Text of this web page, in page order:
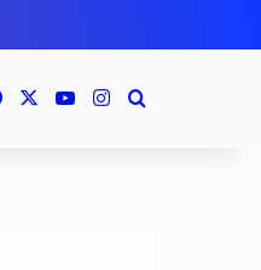
FacebookYouTubeInstagram